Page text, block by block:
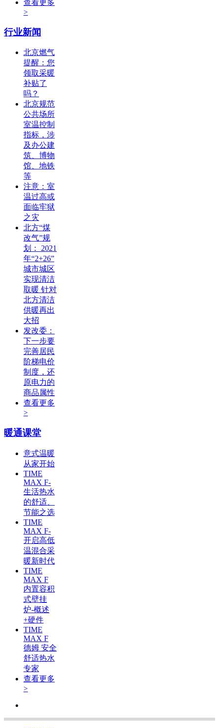
查看更多
>
行业新闻
北京燃气
提醒：您
领取采暖
补贴了
吗？
北京规范
公共场所
室温控制
指标，涉
及办公建
筑、博物
馆、地铁
等
注意：室
温过高或
面临牢狱
之灾
北方“煤
改气”规
划： 2021
年“2+26”
城市城区
实现清洁
取暖 针对
北方清洁
供暖再出
大招
发改委：
下一步要
完善居民
阶梯电价
制度，还
原电力的
商品属性
查看更多
>
暖通课堂
意式温暖
从家开始
TIME
MAX F-
生活热水
的舒适、
节能之选
TIME
MAX F-
开启高低
温混合采
暖新时代
TIME
MAX F
内置容积
式壁挂
炉-概述
+硬件
TIME
MAX F
德姆 安全
舒适热水
专家
查看更多
>